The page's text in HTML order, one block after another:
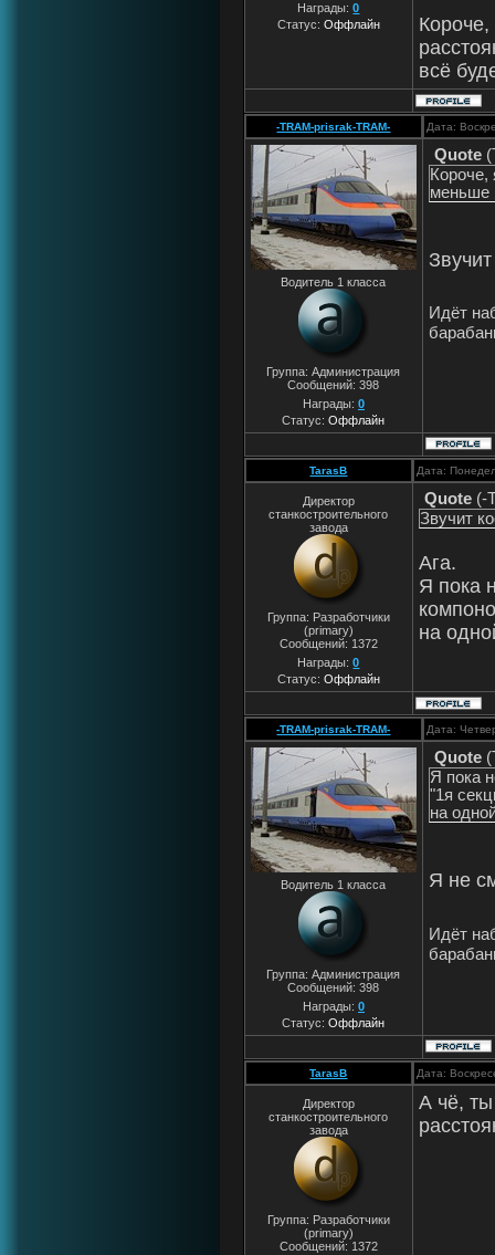
Награды:0
Статус: Оффлайн
Короче,
всё
-TRAM-prisrak-TRAM- Дата:
Водитель 1 класса
Группа: Администрация
Сообщений:398
Награды: 0
Статус:Оффлайн
Quote (
Короче,
меньше
Идёт
TarasB Дата:
Директор
станкостроительного
завода
Группа: Разработчики
(primary)
Сообщений: 1372
Награды:0
Статус: Оффлайн
Quote (-
Звучит
Ага.
Я пока
на
-TRAM-prisrak-TRAM- Дата:
Водитель 1 класса
Группа: Администрация
Сообщений:398
Награды: 0
Статус:Оффлайн
Quote (
Я пока
"1я
на
Я не
Идёт
TarasB Дата:
Директор
станкостроительного
завода
Группа: Разработчики
(primary)
Сообщений: 1372
А чё, ты